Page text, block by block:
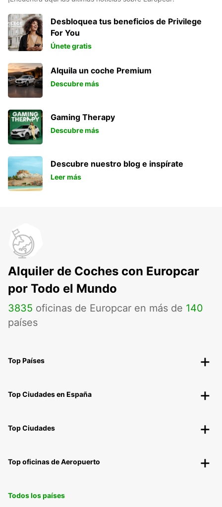
Desbloquea tus beneficios de Privilege
For You
Únete gratis
Alquila un coche Premium
Descubre más
Gaming Therapy
Descubre más
Descubre nuestro blog e inspírate
Leer más
Alquiler de Coches con Europcar
por Todo el Mundo
3835 oficinas de Europcar en más de 140
países
Top Países
Top Ciudades en España
Top Ciudades
Top oficinas de Aeropuerto
Todos los países